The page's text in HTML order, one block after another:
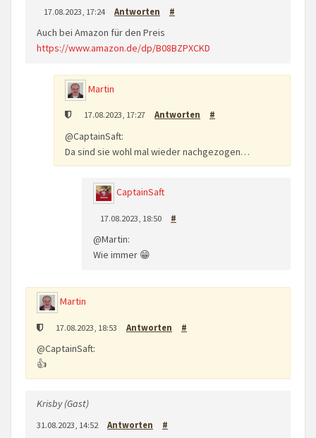
17.08.2023, 17:24 Antworten #
Auch bei Amazon für den Preis
https://www.amazon.de/dp/B08BZPXCKD
Martin
17.08.2023, 17:27 Antworten #
@CaptainSaft:
Da sind sie wohl mal wieder nachgezogen…
CaptainSaft
17.08.2023, 18:50 #
@Martin:
Wie immer 😁
Martin
17.08.2023, 18:53 Antworten #
@CaptainSaft:
👍
Krisby (Gast)
31.08.2023, 14:52 Antworten #